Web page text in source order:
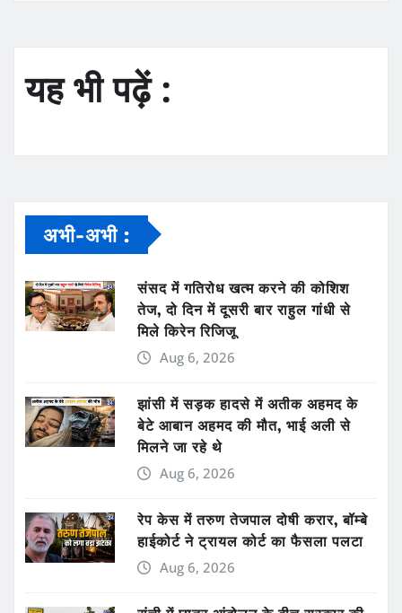
यह भी पढ़ें :
अभी-अभी :
संसद में गतिरोध खत्म करने की कोशिश
तेज, दो दिन में दूसरी बार राहुल गांधी से
मिले किरेन रिजिजू
Aug 6, 2026
झांसी में सड़क हादसे में अतीक अहमद के
बेटे आबान अहमद की मौत, भाई अली से
मिलने जा रहे थे
Aug 6, 2026
रेप केस में तरुण तेजपाल दोषी करार, बॉम्बे
हाईकोर्ट ने ट्रायल कोर्ट का फैसला पलटा
Aug 6, 2026